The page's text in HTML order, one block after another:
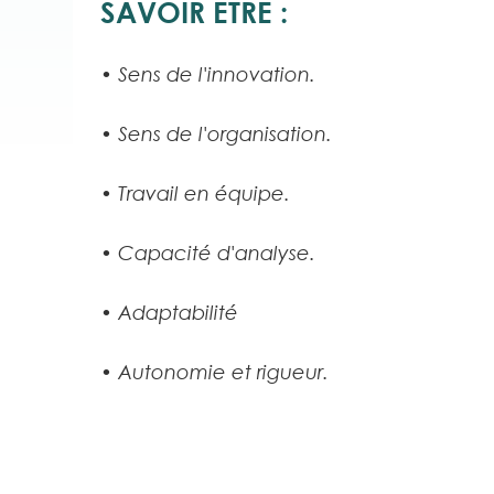
SAVOIR ETRE :
• Sens de l'innovation.
• Sens de l'organisation.
• Travail en équipe.
• Capacité d'analyse.
• Adaptabilité
• Autonomie et rigueur.